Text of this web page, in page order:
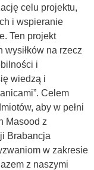
celu projektu,
i wspieranie
Ten projekt
wysiłków na rzecz
i
wiedzą i
Celem
aby w pełni
Masood z
Brabancja
w zakresie
z naszymi